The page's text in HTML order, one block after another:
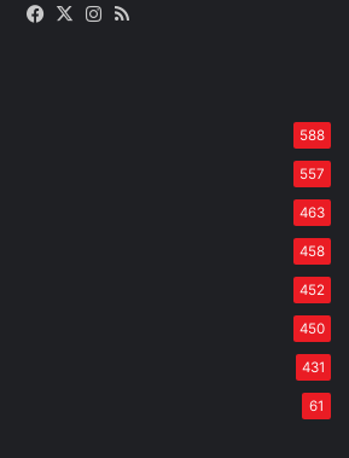
Facebook
X Instagram
588
557
463
458
452
450
431
61